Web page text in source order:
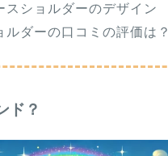
スショルダーのデザイン
ルダーの口コミの評価は？
ド？